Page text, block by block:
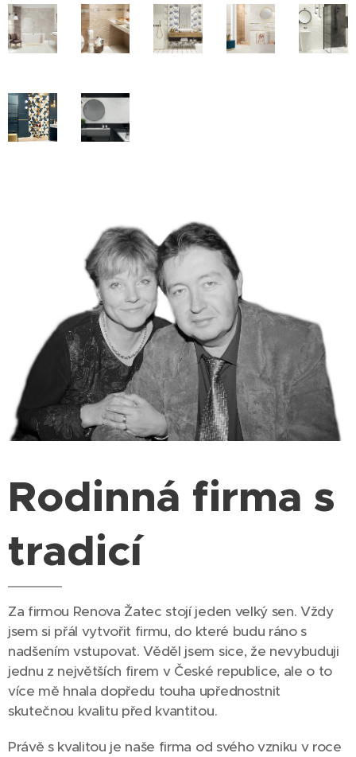
Rodinná firma s
tradicí
Za firmou Renova Žatec stojí jeden velký sen. Vždy
jsem si přál vytvořit firmu, do které budu ráno s
nadšením vstupovat. Věděl jsem sice, že nevybuduji
jednu z největších firem v České republice, ale o to
více mě hnala dopředu touha upřednostnit
skutečnou kvalitu před kvantitou.
Právě s kvalitou je naše firma od svého vzniku v roce